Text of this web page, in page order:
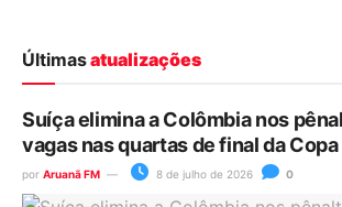
Últimasatualizações
Suíça elimina a Colômbia nos
vagas nas quartas de final da
por Aruanã FM 8 de julho de 2026 0